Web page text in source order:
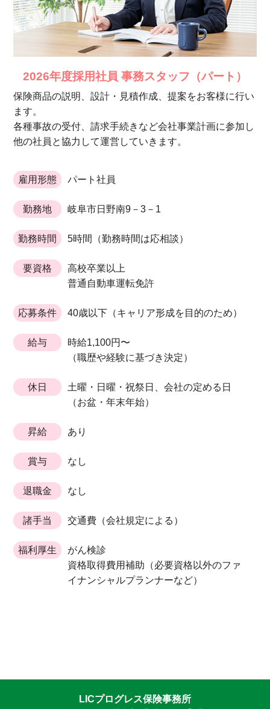
2026年度採用社員 事務スタッフ（パート）
保険商品の説明、設計・見積作成、提案をお客様に行い
ます。
各種事故の受付、請求手続きなど会社事業計画に参加し
他の社員と協力して運営していきます。
雇用形態 パート社員
勤務地 岐阜市日野南9－3－1
勤務時間 5時間（勤務時間は応相談）
要資格
高校卒業以上
普通自動車運転免許
応募条件 40歳以下（キャリア形成を目的のため）
給与
時給1,100円〜
（職歴や経験に基づき決定）
休日
土曜・日曜・祝祭日、会社の定める日
（お盆・年末年始）
昇給 あり
賞与 なし
退職金 なし
諸手当 交通費（会社規定による）
福利厚生
がん検診
資格取得費用補助（必要資格以外のファ
イナンシャルプランナーなど）
LICプログレス保険事務所